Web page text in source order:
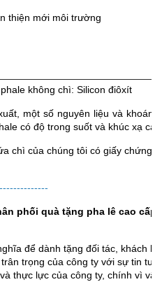
thiện mới môi trường
không chì: Silicon điôxít
một số nguyên liệu và
có độ trong suốt và khúc xạ
chì của chúng tôi có giấy chứng
phối quà tặng pha lê cao cấp
để dành tặng đối tác, khách
trọng của công ty với sự tin
thực lực của công ty, chính vì